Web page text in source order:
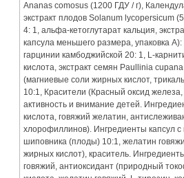
Ananas comosus (1200 ГДУ / г),
экстракт плодов Solanum lycopersicum
4: 1, альфа-кетоглутарат кальция,
капсула меньшего размера, упаковка
гарцинии камбоджийской 20: 1, L-
кислота, экстракт семян Paullinia
(магниевые соли жирных кислот,
10:1, Красители (Красный оксид
активность и внимание детей.
кислота, говяжий желатин,
хлорофиллинов). Ингредиенты капсул с
шиповника (плоды) 10:1, желатин
жирных кислот), краситель.
говяжий, антиоксидант (природный